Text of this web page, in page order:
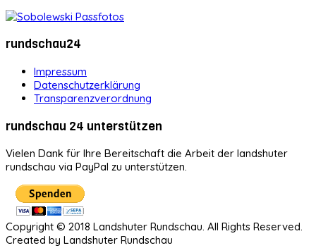
rundschau24
Impressum
Datenschutzerklärung
Transparenzverordnung
rundschau 24 unterstützen
Vielen Dank für Ihre Bereitschaft die Arbeit der landshuter
rundschau via PayPal zu unterstützen.
Copyright © 2018 Landshuter Rundschau. All Rights Reserved.
Created by Landshuter Rundschau